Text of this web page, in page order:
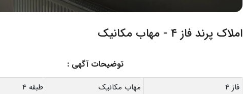
املاک پرند فاز ۴ - مهاب مکانیک
توضیحات آگهی :
فاز 4 مهاب مکانیک
طبقه 4